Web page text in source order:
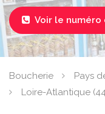
 Voir le
Boucherie
Pays
Loire-Atlantique